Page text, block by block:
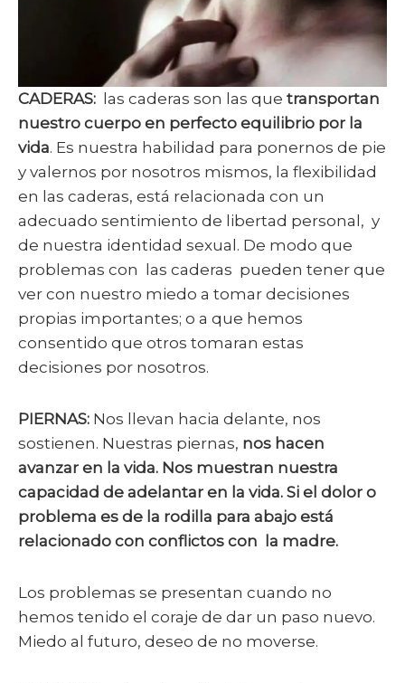
CADERAS: las caderas son las que transportan
nuestro cuerpo en perfecto equilibrio por la
vida. Es nuestra habilidad para ponernos de pie
y valernos por nosotros mismos, la flexibilidad
en las caderas, está relacionada con un
adecuado sentimiento de libertad personal, y
de nuestra identidad sexual. De modo que
problemas con las caderas pueden tener que
ver con nuestro miedo a tomar decisiones
propias importantes; o a que hemos
consentido que otros tomaran estas
decisiones por nosotros.
PIERNAS: Nos llevan hacia delante, nos
sostienen. Nuestras piernas, nos hacen
avanzar en la vida. Nos muestran nuestra
capacidad de adelantar en la vida. Si el dolor o
problema es de la rodilla para abajo está
relacionado con conflictos con la madre.
Los problemas se presentan cuando no
hemos tenido el coraje de dar un paso nuevo.
Miedo al futuro, deseo de no moverse.